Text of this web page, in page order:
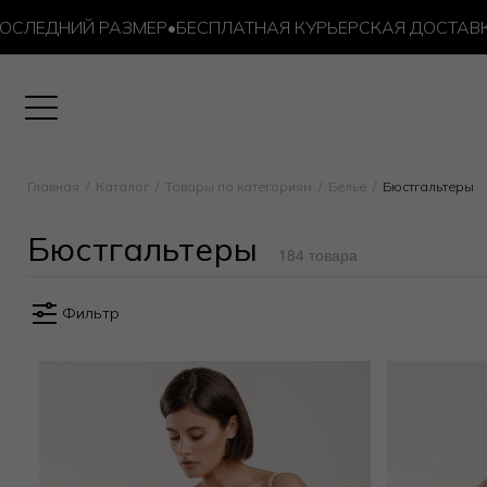
РАЗМЕР•БЕСПЛАТНАЯ КУРЬЕРСКАЯ ДОСТАВКА ОТ
Главная Каталог Товары по категориям Белье Бюстгальтеры
Бюстгальтеры 184 товара
Фильтр